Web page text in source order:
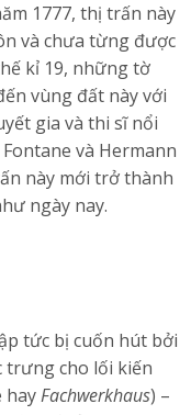
1777, thị trấn này
và chưa từng được
kỉ 19, những tờ
vùng đất này với
gia và thi sĩ nổi
và Hermann
này mới trở thành
ngày nay.
tức bị cuốn hút bởi
trưng cho lối kiến
hayFachwerkhaus) –